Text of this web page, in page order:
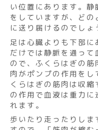
い位置にあります。
をしていますが、ど
に送り届けるのでしょ
足は心臓よりも下部
だけでは静脈を通っ
ので、ふくらはぎの
肉がポンプの作用を
くらはぎの筋肉は収
の作用で血液は重力
れます。
歩いたり走ったりし